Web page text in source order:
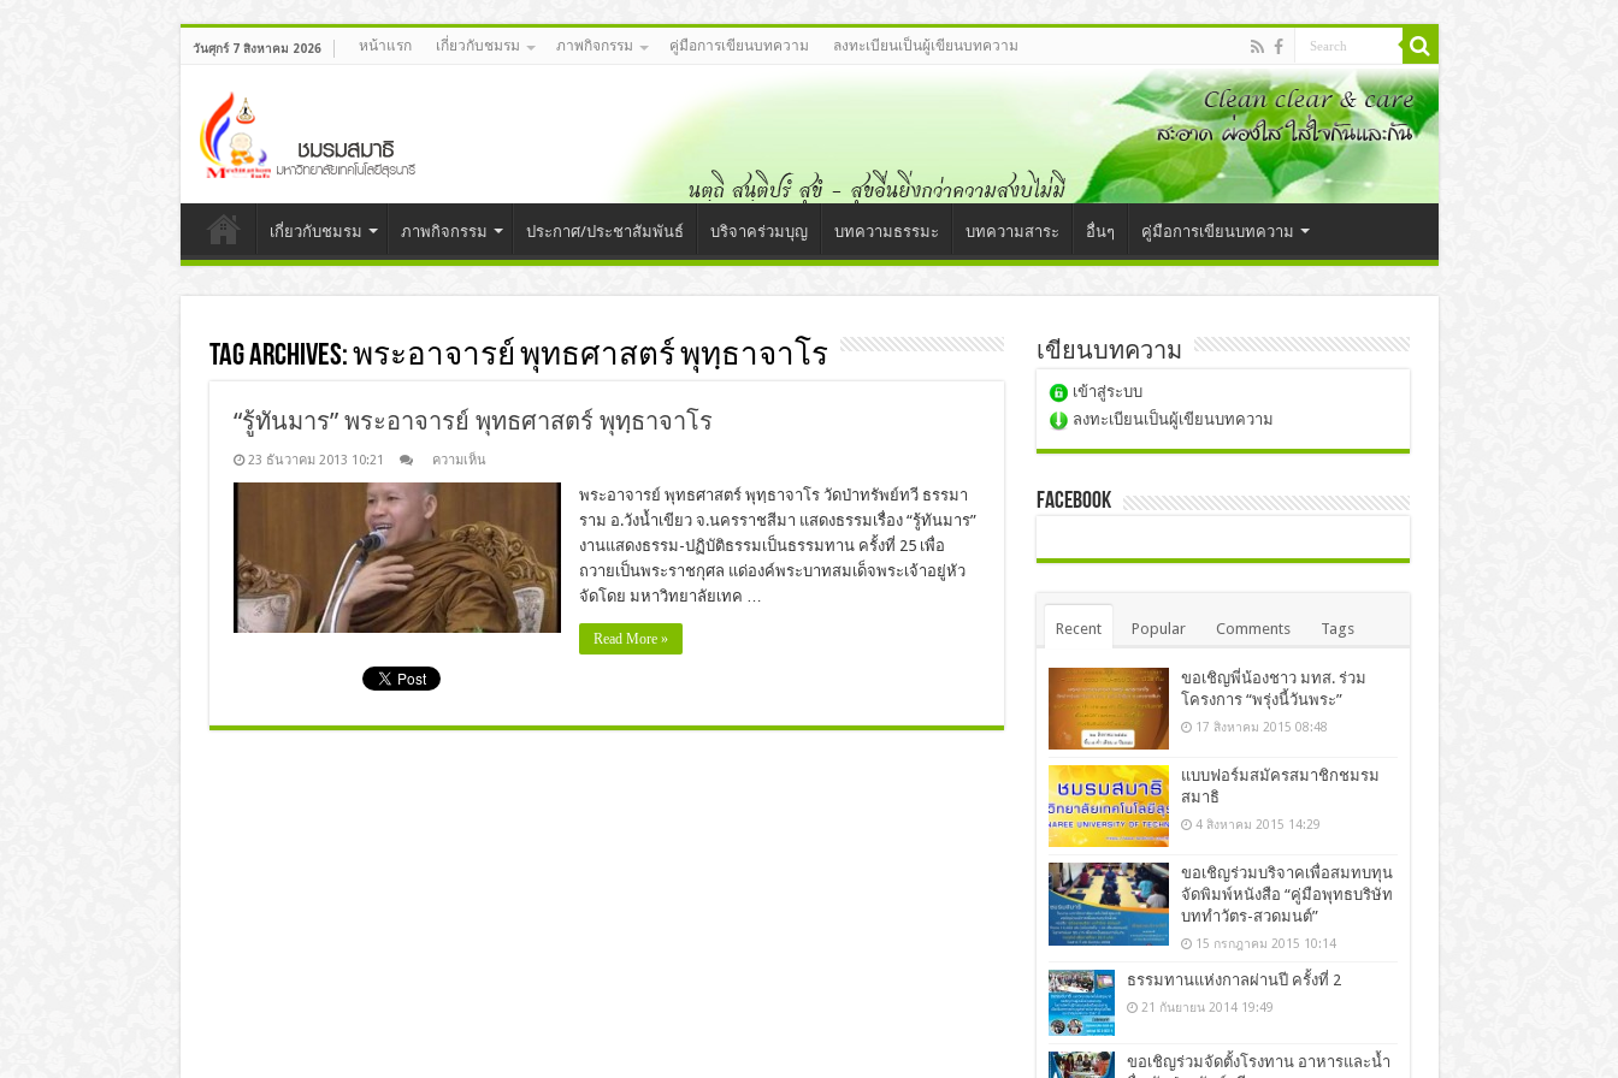
วันศุกร์ 7 สิงหาคม 2026 หน้าแรก เกี่ยวกับชมรม ภาพกิจกรรม คู่มือการเขียนบทความ ลงทะเบียนเป็นผู้เขียนบทความ
เกี่ยวกับชมรม ภาพกิจกรรม ประกาศ/ประชาสัมพันธ์ บริจาคร่วมบุญ บทความธรรมะ บทความสาระ อื่นๆ คู่มือการเขียนบทความ
Tag Archives:พระอาจารย์ พุทธศาสตร์ พุทฺธาจาโร
“รู้ทันมาร” พระอาจารย์ พุทธศาสตร์ พุทฺธาจาโร
23 ธันวาคม 2013 10:21 ความเห็น
พระอาจารย์ พุทธศาสตร์ พุทฺธาจาโร วัดป่าทรัพย์ทวี ธรรมา
ราม อ.วังน้ำเขียว จ.นครราชสีมา แสดงธรรมเรื่อง “รู้ทันมาร”
งานแสดงธรรม-ปฏิบัติธรรมเป็นธรรมทาน ครั้งที่ 25 เพื่อ
ถวายเป็นพระราชกุศล แด่องค์พระบาทสมเด็จพระเจ้าอยู่หัว
จัดโดย มหาวิทยาลัยเทค …
Read More »
เขียนบทความ
เข้าสู่ระบบ
ลงทะเบียนเป็นผู้เขียนบทความ
Facebook
Recent Popular Comments Tags
ขอเชิญพี่น้องชาว มทส. ร่วม
โครงการ “พรุ่งนี้วันพระ”
17 สิงหาคม 2015 08:48
แบบฟอร์มสมัครสมาชิกชมรม
สมาธิ
4 สิงหาคม 2015 14:29
ขอเชิญร่วมบริจาคเพื่อสมทบทุน
จัดพิมพ์หนังสือ “คู่มือพุทธบริษัท
บททำวัตร-สวดมนต์”
15 กรกฎาคม 2015 10:14
ธรรมทานแห่งกาลผ่านปี ครั้งที่ 2
21 กันยายน 2014 19:49
ขอเชิญร่วมจัดตั้งโรงทาน อาหารและน้ำ